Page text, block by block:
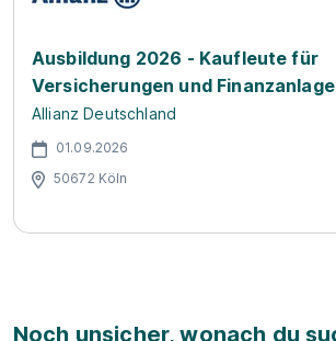
Ausbildung 2026 - Kaufleute für
Versicherungen und
Allianz Deutschland
01.09.2026
50672 Köln
Noch unsicher, wonach du